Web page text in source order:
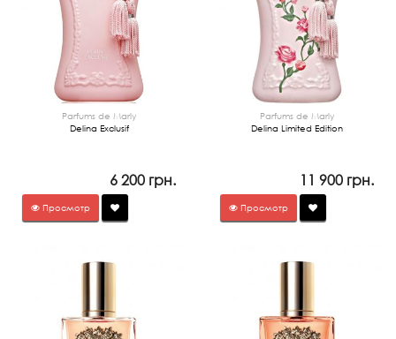
Parfums de Marly
Delina Exclusif
6 200 грн.
Просмотр
Parfums de Marly
Delina Limited Edition
11 900 грн.
Просмотр